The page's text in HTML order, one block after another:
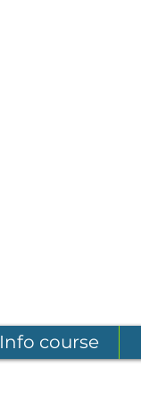
Info course